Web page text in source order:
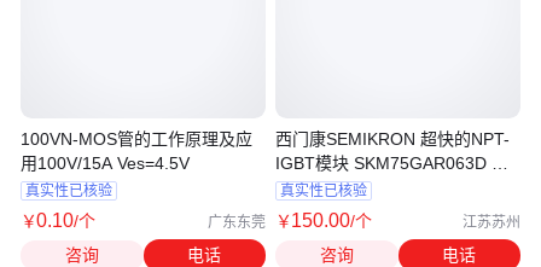
100VN-MOS管的工作原理及应
用100V/15A Ves=4.5V
真实性已核验
￥0.10/个 广东东莞
咨询 电话
西门康SEMIKRON 超快的NPT-
IGBT模块 SKM75GAR063D 全
新现货
真实性已核验
￥150.00/个 江苏苏州
咨询 电话